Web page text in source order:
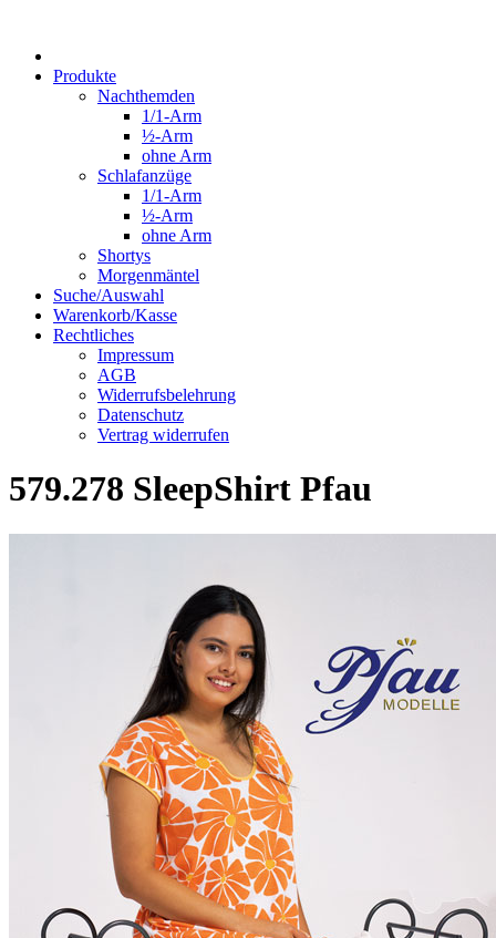
Produkte
Nachthemden
1/1-Arm
½-Arm
ohne Arm
Schlafanzüge
1/1-Arm
½-Arm
ohne Arm
Shortys
Morgenmäntel
Suche/Auswahl
Warenkorb/Kasse
Rechtliches
Impressum
AGB
Widerrufsbelehrung
Datenschutz
Vertrag widerrufen
579.278 SleepShirt Pfau